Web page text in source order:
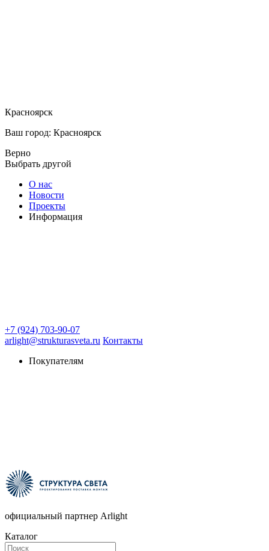
Красноярск
Ваш город: Красноярск
Верно
Выбрать другой
О нас
Новости
Проекты
Информация
+7 (924) 703-90-07
arlight@strukturasveta.ru Контакты
Покупателям
официальный партнер Arlight
Каталог